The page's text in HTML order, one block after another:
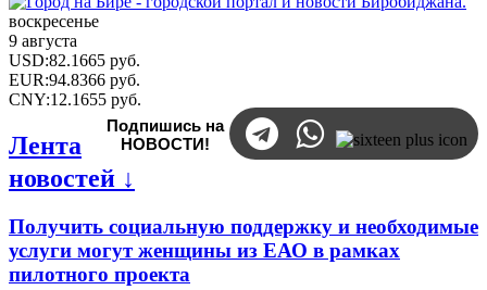
воскресенье
9 августа
USD:82.1665 руб.
EUR:94.8366 руб.
CNY:12.1655 руб.
Подпишись на
НОВОСТИ!
Лента
новостей ↓
Получить социальную поддержку и необходимые
услуги могут женщины из ЕАО в рамках
пилотного проекта